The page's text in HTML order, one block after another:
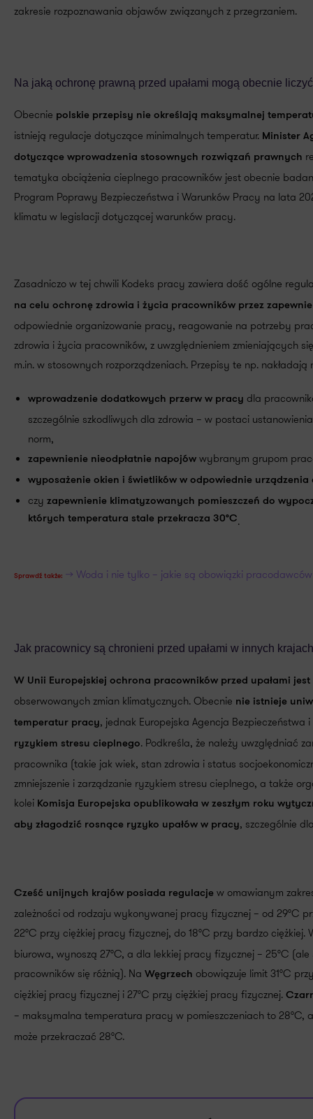
zakresie rozpoznawania objawów związanych z przegrzaniem.
Na jaką ochronę prawną przed upałami mogą obecnie
Obecnie polskie przepisy nie określają maksymalnej
istnieją regulacje dotyczące minimalnych temperatur. Minister
dotyczące wprowadzenia stosownych rozwiązań prawnych
tematyka obciążenia cieplnego pracowników jest obecnie
Program Poprawy Bezpieczeństwa i Warunków Pracy na lata
klimatu w legislacji dotyczącej warunków pracy.
Zasadniczo w tej chwili Kodeks pracy zawiera dość ogólne
na celu ochronę zdrowia i życia pracowników przez
odpowiednie organizowanie pracy, reagowanie na potrzeby
zdrowia i życia pracowników, z uwzględnieniem zmieniających
m.in. w stosownych rozporządzeniach. Przepisy te np.
wprowadzenie dodatkowych przerw w pracy dla
szczególnie szkodliwych dla zdrowia – w postaci
norm,
zapewnienie nieodpłatnie napojów wybranym grupom
wyposażenie okien i świetlików w odpowiednie
czy zapewnienie klimatyzowanych pomieszczeń do
których temperatura stale przekracza 30°C.
Sprawdź także: >> Woda i nie tylko – jakie są obowiązki
Jak pracownicy są chronieni przed upałami w innych
W Unii Europejskiej ochrona pracowników przed upałami
obserwowanych zmian klimatycznych. Obecnie nie istnieje
temperatur pracy, jednak Europejska Agencja
ryzykiem stresu cieplnego. Podkreśla, że należy uwzględniać
pracownika (takie jak wiek, stan zdrowia i status
zmniejszenie i zarządzanie ryzykiem stresu cieplnego, a także
kolei Komisja Europejska opublikowała w zeszłym roku
aby złagodzić rosnące ryzyko upałów w pracy, szczególnie
Cześć unijnych krajów posiada regulacje w omawianym
zależności od rodzaju wykonywanej pracy fizycznej – od 29°C
22°C przy ciężkiej pracy fizycznej, do 18°C przy bardzo ciężkiej.
biurowa, wynoszą 27°C, a dla lekkiej pracy fizycznej – 25°C
pracowników się różnią)​​. Na Węgrzech obowiązuje limit 31°C
ciężkiej pracy fizycznej i 27°C przy ciężkiej pracy fizycznej.
– maksymalna temperatura pracy w pomieszczeniach to 28°C,
może przekraczać 28°C.